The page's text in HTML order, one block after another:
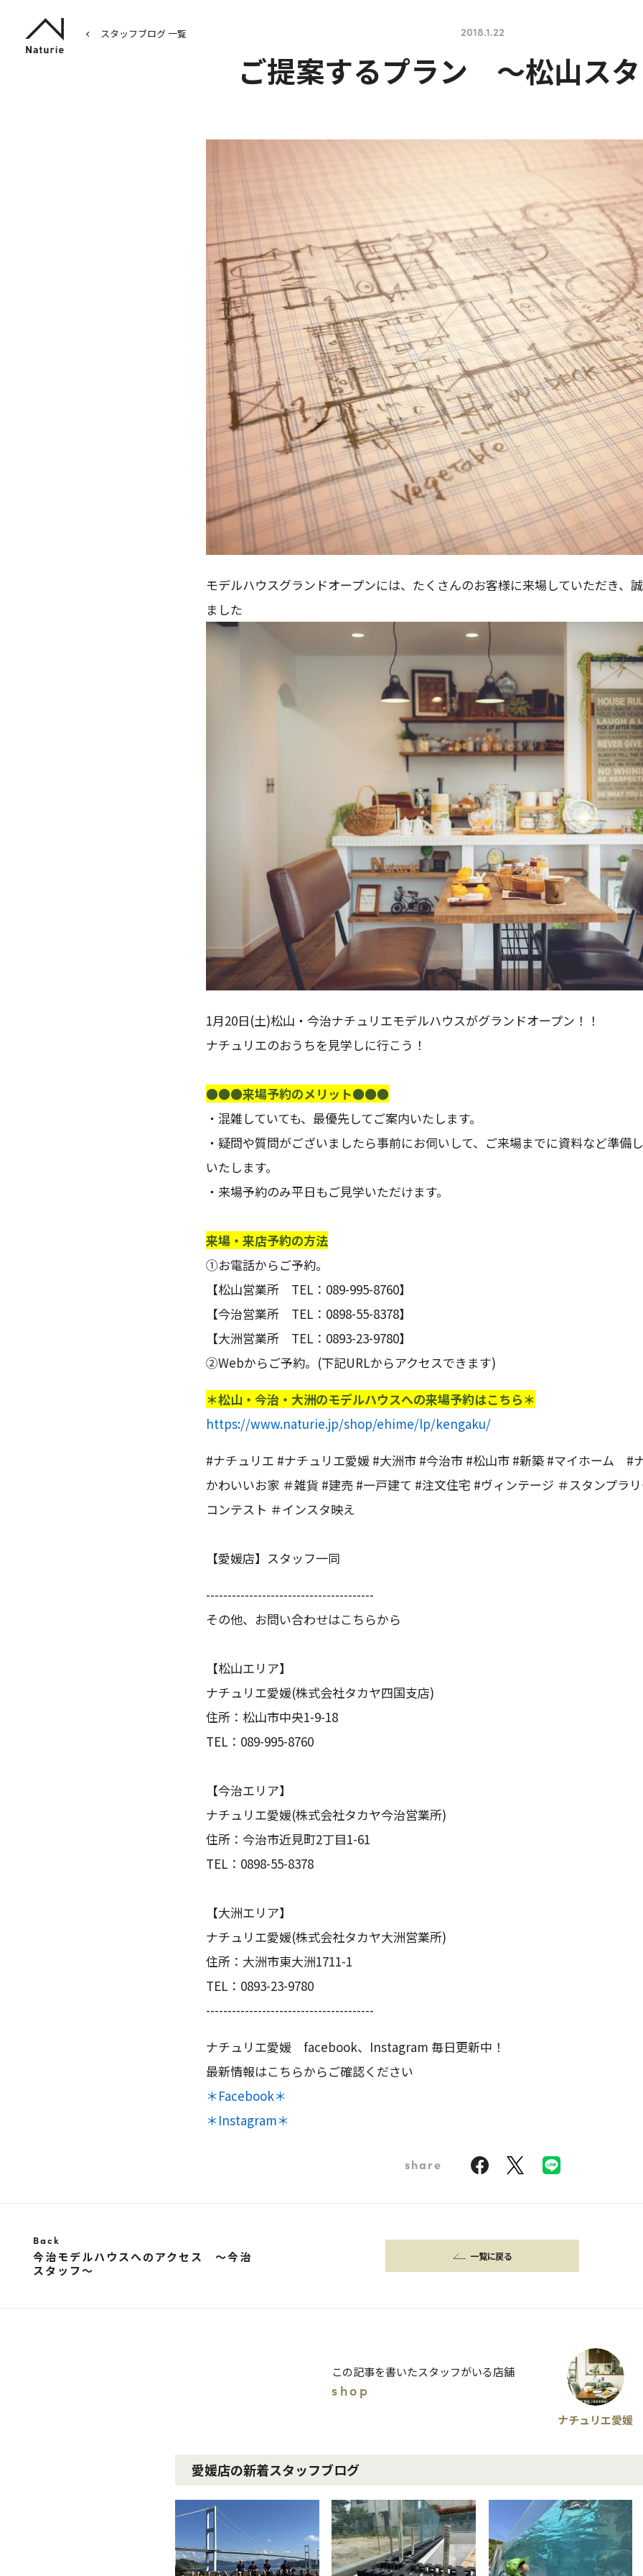
スタッフブログ 一覧 2018.1.22
ご提案するプラン ～松山ス
モデルハウスグランドオープンには、たくさんのお客様に来場していただき、
ました
1月20日(土)松山・今治ナチュリエモデルハウスがグランドオープン！！
ナチュリエのおうちを見学しに行こう！
●●●来場予約のメリット●●●
・混雑していても、最優先してご案内いたします。
・疑問や質問がございましたら事前にお伺いして、ご来場までに資料など準備
いたします。
・来場予約のみ平日もご見学いただけます。
来場・来店予約の方法
①お電話からご予約。
【松山営業所 TEL：089-995-8760】
【今治営業所 TEL：0898-55-8378】
【大洲営業所 TEL：0893-23-9780】
②Webからご予約。(下記URLからアクセスできます)
＊松山・今治・大洲のモデルハウスへの来場予約はこちら＊
https://www.naturie.jp/shop/ehime/lp/kengaku/
#ナチュリエ #ナチュリエ愛媛 #大洲市 #今治市 #松山市 #新築 #マイホーム #
かわいいお家 ＃雑貨 #建売 #一戸建て #注文住宅 #ヴィンテージ ＃スタンプラ
コンテスト ＃インスタ映え
【愛媛店】スタッフ一同
---------------------------------------
その他、お問い合わせはこちらから
【松山エリア】
ナチュリエ愛媛(株式会社タカヤ四国支店)
住所：松山市中央1-9-18
TEL：089-995-8760
【今治エリア】
ナチュリエ愛媛(株式会社タカヤ今治営業所)
住所：今治市近見町2丁目1-61
TEL：0898-55-8378
【大洲エリア】
ナチュリエ愛媛(株式会社タカヤ大洲営業所)
住所：大洲市東大洲1711-1
TEL：0893-23-9780
---------------------------------------
ナチュリエ愛媛 facebook、Instagram 毎日更新中！
最新情報はこちらからご確認ください
＊Facebook＊
＊Instagram＊
share
Back
今治モデルハウスへのアクセス ～今治
スタッフ～
一覧に戻る
この記事を書いたスタッフがいる店舗
shop
ナチュリエ愛媛
愛媛店の新着スタッフブログ